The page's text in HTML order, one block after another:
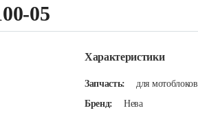
05
Характеристики
Запчасть:
для мотоблоков
Бренд:
Нева